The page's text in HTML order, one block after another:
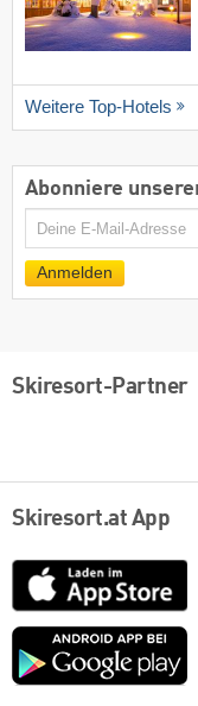
Weitere Top-Hotels
Abonniere
E-
Anmelden
Skiresort-Partner
Skiresort.at App
App
Store